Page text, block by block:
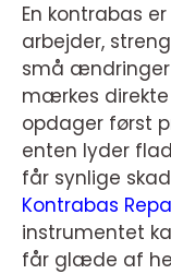
En kontrabas
arbejder,
små
mærkes direkte
opdager først
enten lyder
får synlige
Kontrabas
instrumentet
får glæde af